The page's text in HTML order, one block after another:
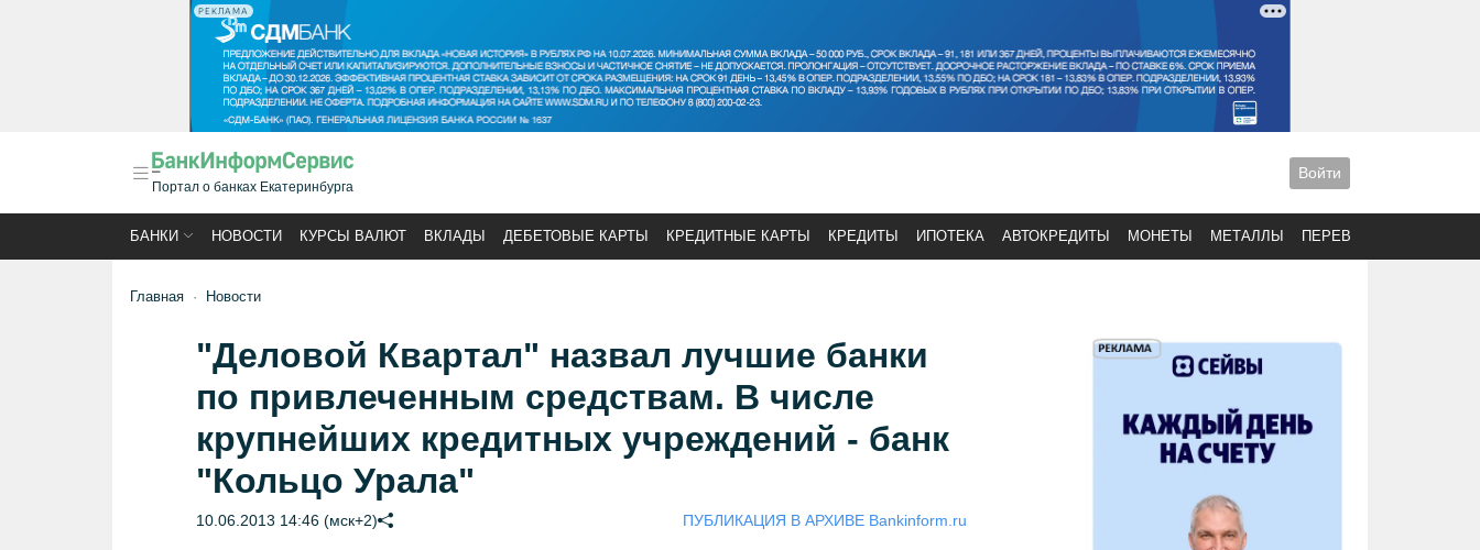
РЕКЛАМА
Портал о банках Екатеринбурга
Войти
БАНКИ НОВОСТИ КУРСЫ ВАЛЮТ ВКЛАДЫ ДЕБЕТОВЫЕ КАРТЫ КРЕДИТНЫЕ КАРТЫ КРЕДИТЫ ИПОТЕКА АВТОКРЕДИТЫ МОНЕТЫ МЕТАЛЛЫ ПЕРЕВОДЫ
Главная Новости
"Деловой Квартал" назвал лучшие банки
по привлеченным средствам. В числе
крупнейших кредитных учреждений - банк
"Кольцо Урала"
10.06.2013 14:46 (мск+2) ПУБЛИКАЦИЯ В АРХИВЕ Bankinform.ru